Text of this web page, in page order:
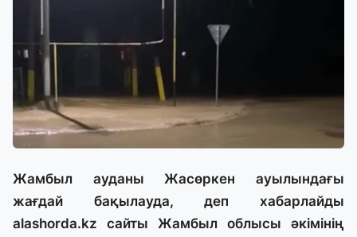
Жамбыл ауданы Жасөркен ауылындағы
жағдай бақылауда, деп хабарлайды
alashorda.kz сайты Жамбыл облысы әкімінің